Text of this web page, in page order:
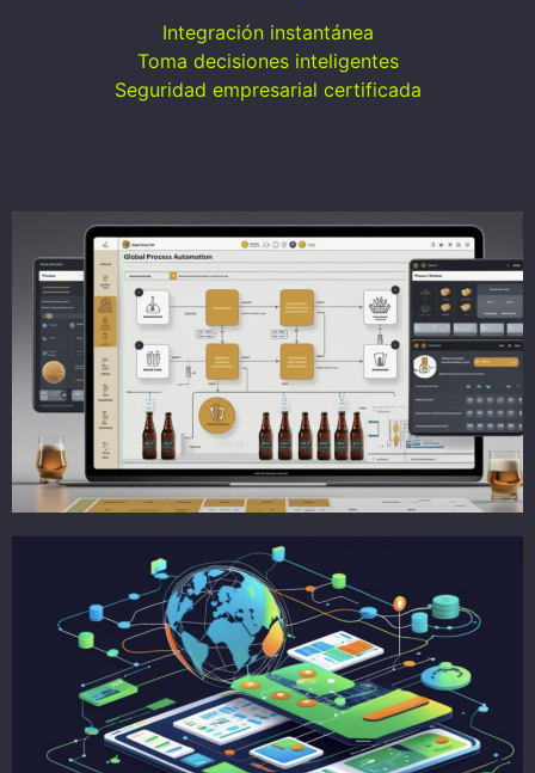
Integración instantánea
Toma decisiones inteligentes
Seguridad empresarial certificada